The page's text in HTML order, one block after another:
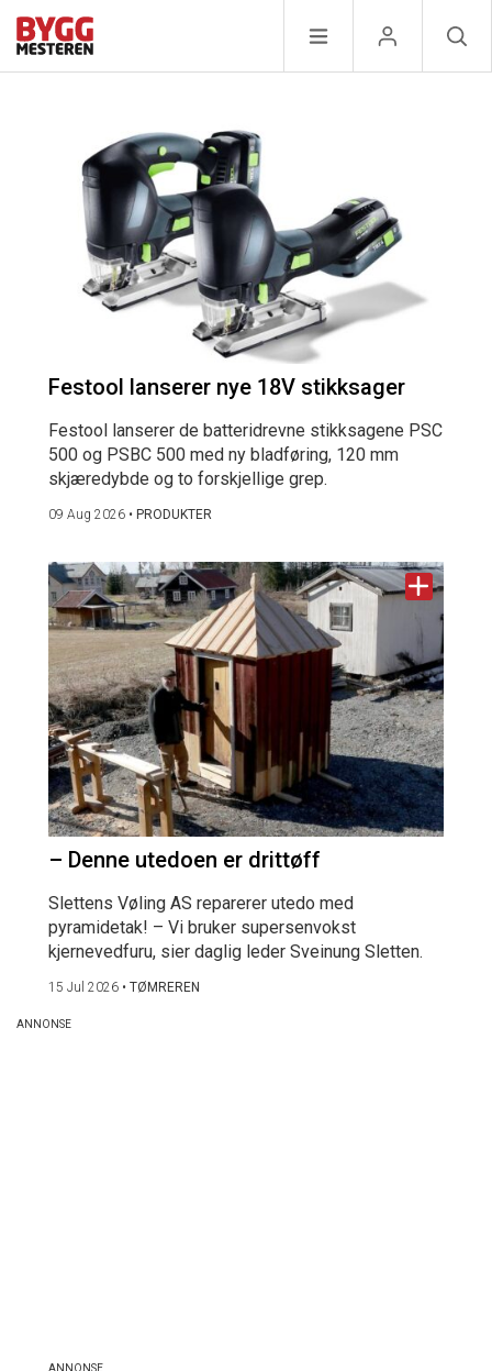
Festool lanserer nye 18V stikksager
Festool lanserer de batteridrevne stikksagene PSC
500 og PSBC 500 med ny bladføring, 120 mm
skjæredybde og to forskjellige grep.
09 Aug 2026 • PRODUKTER
– Denne utedoen er drittøff
Slettens Vøling AS reparerer utedo med
pyramidetak! – Vi bruker supersenvokst
kjernevedfuru, sier daglig leder Sveinung Sletten.
15 Jul 2026 • TØMREREN